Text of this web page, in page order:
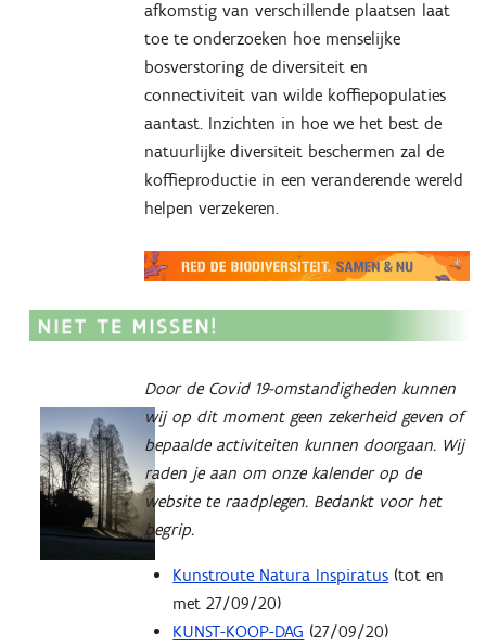
afkomstig van verschillende plaatsen laat
toe te onderzoeken hoe menselijke
bosverstoring de diversiteit en
connectiviteit van wilde koffiepopulaties
aantast. Inzichten in hoe we het best de
natuurlijke diversiteit beschermen zal de
koffieproductie in een veranderende wereld
helpen verzekeren.
Door de Covid 19-omstandigheden kunnen
wij op dit moment geen zekerheid geven of
bepaalde activiteiten kunnen doorgaan. Wij
raden je aan om onze kalender op de
website te raadplegen. Bedankt voor het
begrip.
Kunstroute Natura Inspiratus (tot en
met 27/09/20)
KUNST-KOOP-DAG (27/09/20)